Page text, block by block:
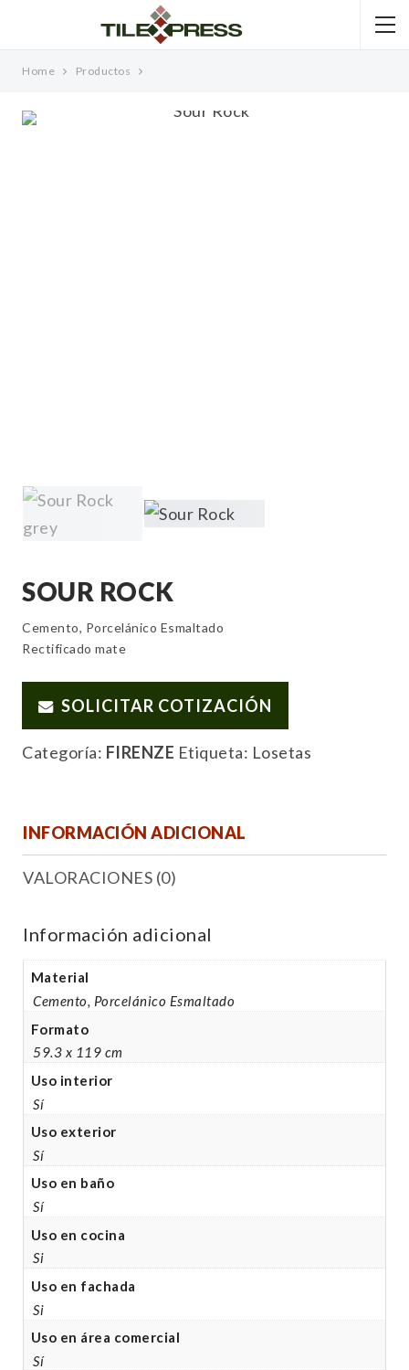
Home Productos
SOUR ROCK
Cemento, Porcelánico Esmaltado
Rectificado mate
SOLICITAR COTIZACIÓN
Categoría: FIRENZE Etiqueta: Losetas
INFORMACIÓN ADICIONAL
VALORACIONES (0)
Información adicional
Material
Cemento, Porcelánico Esmaltado
Formato
59.3 x 119 cm
Uso interior
Sí
Uso exterior
Sí
Uso en baño
Sí
Uso en cocina
Si
Uso en fachada
Si
Uso en área comercial
Sí